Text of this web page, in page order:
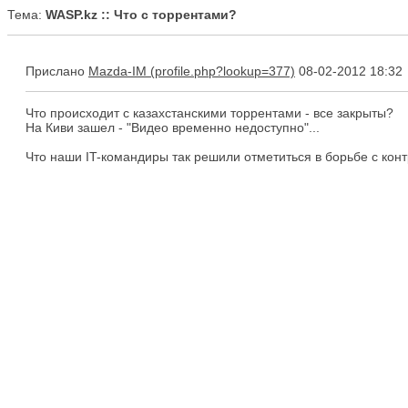
Тема: WASP.kz :: Что с торрентами?
Прислано Mazda-IM 08-02-2012 18:32
Что происходит с казахстанскими торрентами - все закрыты?
На Киви зашел - "Видео временно недоступно"...
Что наши IT-командиры так решили отметиться в борьбе с